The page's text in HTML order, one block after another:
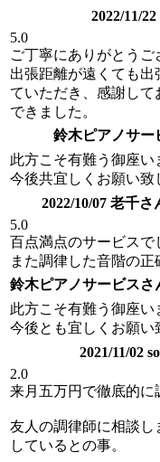
2022/11/
5.0
ご丁寧にありがとうご
出張距離が遠くても
ていただき、感謝し
できました。
鈴木ピアノサー
此方こそ有難う御座い
今後共宜しくお願い致
2022/10/07 老千
5.0
百点満点のサービスで
また調律した音階の正
鈴木ピアノサービスさ
此方こそ有難う御座い
今後とも宜しくお願い
2021/11/02
2.0
来月五万円で徹底的に
友人の調律師に相談
しているとの事。